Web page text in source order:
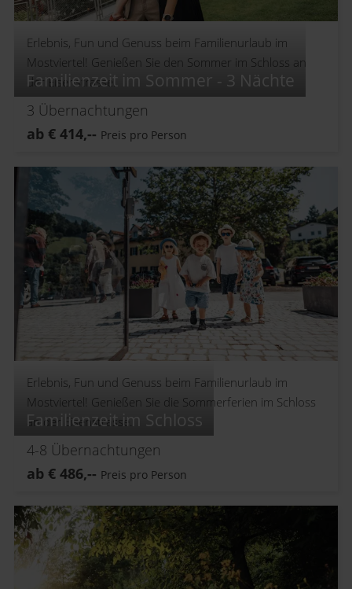
Familienzeit im Sommer - 3 Nächte
Erlebnis, Fun und Genuss beim Familienurlaub im
Mostviertel! Genießen Sie den Sommer im Schloss an
der Eisenstrasse.
3 Übernachtungen
ab € 414,-- Preis pro Person
Familienzeit im Schloss
Erlebnis, Fun und Genuss beim Familienurlaub im
Mostviertel! Genießen Sie die Sommerferien im Schloss
an der Eisenstrasse.
4-8 Übernachtungen
ab € 486,-- Preis pro Person